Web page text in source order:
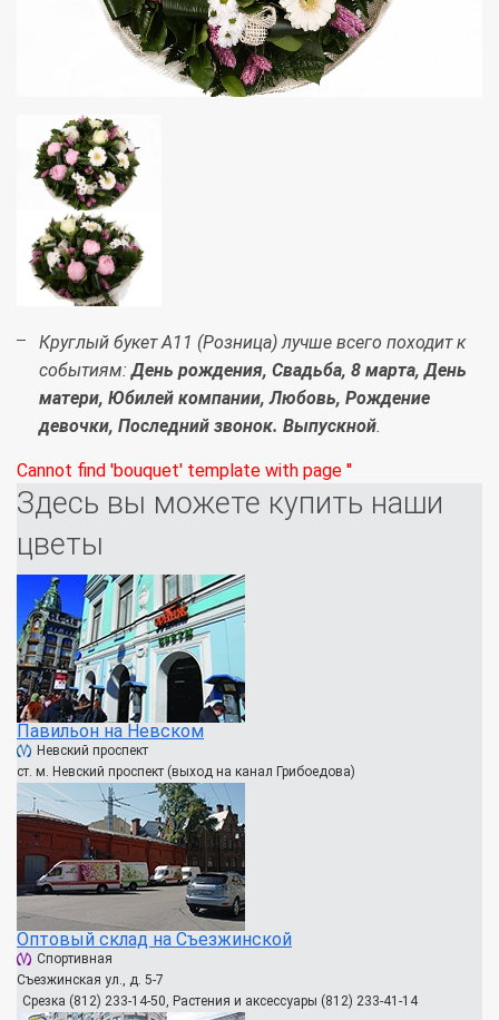
Круглый букет А11 (Розница) лучше всего походит к
событиям:День рождения, Свадьба, 8 марта, День
матери, Юбилей компании, Любовь, Рождение
девочки, Последний звонок. Выпускной.
Cannot find 'bouquet' template with page ''
Здесь вы можете купить наши
цветы
Павильон на Невском
Невский проспект
ст. м. Невский проспект (выход на канал Грибоедова)
Оптовый склад на Съезжинской
Спортивная
Съезжинская ул., д. 5-7
Срезка (812) 233-14-50, Растения и аксессуары (812) 233-41-14